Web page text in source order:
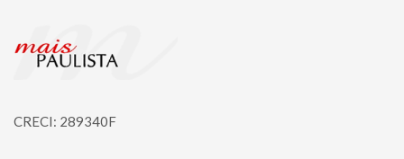
Página inicial
CRECI: 289340F